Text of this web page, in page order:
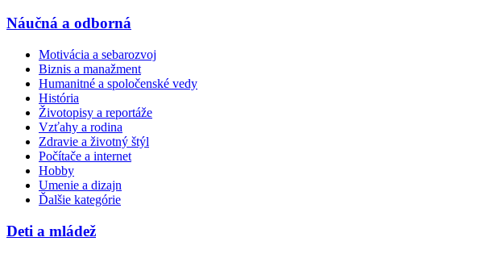
Náučná a odborná
Motivácia a sebarozvoj
Biznis a manažment
Humanitné a spoločenské vedy
História
Životopisy a reportáže
Vzťahy a rodina
Zdravie a životný štýl
Počítače a internet
Hobby
Umenie a dizajn
Ďalšie kategórie
Deti a mládež